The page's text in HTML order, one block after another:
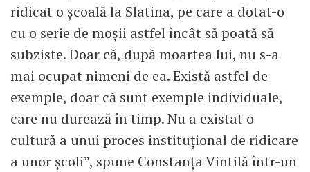
ridicat o școală la Slatina, pe care a dotat-o
cu o serie de moșii astfel încât să poată să
subziste. Doar că, după moartea lui, nu s-a
mai ocupat nimeni de ea. Există astfel de
exemple, doar că sunt exemple individuale,
care nu durează în timp. Nu a existat o
cultură a unui proces instituțional de ridicare
a unor școli”, spune Constanța Vintilă într-un